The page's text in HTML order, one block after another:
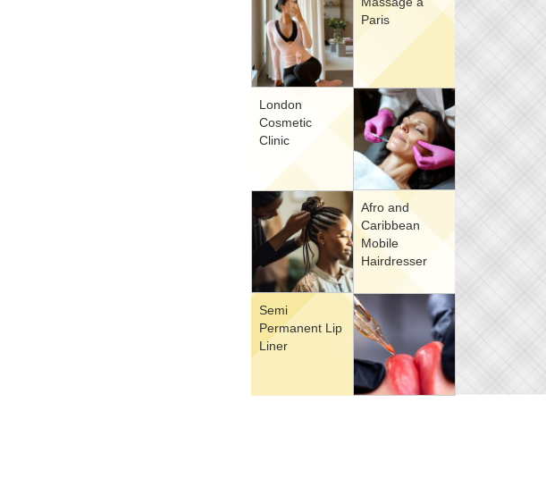
Paris
London
Cosmetic
Clinic
Afro and
Caribbean
Mobile
Hairdresser
Semi
Permanent Lip
Liner